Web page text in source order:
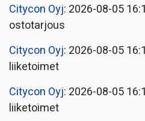
Citycon Oyj: 2026-08-05
ostotarjous
Citycon Oyj: 2026-08-05
liiketoimet
Citycon Oyj: 2026-08-05
liiketoimet